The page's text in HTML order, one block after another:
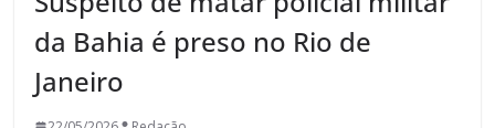
da Bahia é preso no Rio de
Janeiro